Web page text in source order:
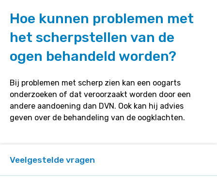
problemen
het
scherpstellen
van
ogen
behandeld
worden?
Hoe kunnen problemen met
het scherpstellen van de
ogen behandeld worden?
Bij problemen met scherp zien kan een oogarts
onderzoeken of dat veroorzaakt worden door een
andere aandoening dan DVN. Ook kan hij advies
geven over de behandeling van de oogklachten.
Veelgestelde vragen